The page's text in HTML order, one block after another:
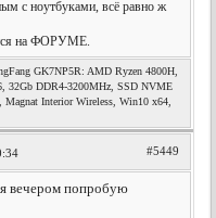
с ноутбуками, всё равно ж
на ФОРУМЕ.
GK7NP5R: AMD Ryzen 4800H,
32Gb DDR4-3200MHz, SSD NVME
Interior Wireless, Win10 x64,
#5449
вечером попробую